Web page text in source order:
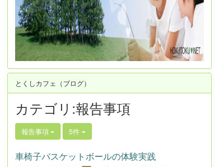
とくしカフェ（ブログ）
カテゴリ:報告事項
報告事項 5件
車椅子バスケットボールの体験実践